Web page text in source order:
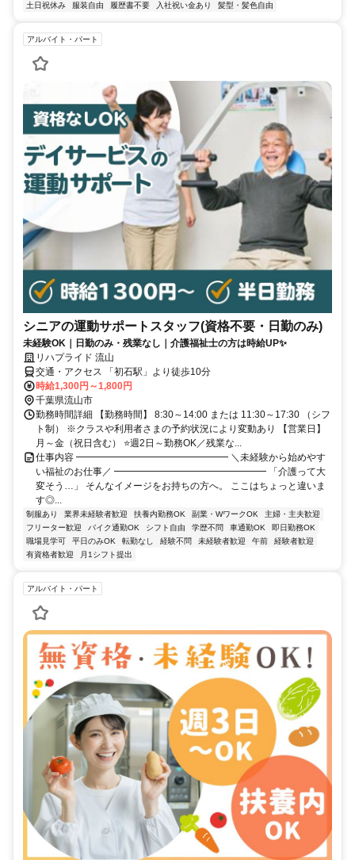
土日祝休み
服装自由 履歴書不要 入社祝い金あり 髪型・髪色自由
アルバイト・パート
シニアの運動サポートスタッフ(資格不要・日勤のみ)
未経験OK｜日勤のみ・残業なし｜介護福祉士の方は時給UP✨
リハプライド 流山
交通・アクセス 「初石駅」より徒歩10分
時給1,300円～1,800円
千葉県流山市
勤務時間詳細 【勤務時間】 8:30～14:00 または 11:30～17:30 （シフ
ト制） ※クラスや利用者さまの予約状況により変動あり 【営業日】
月～金（祝日含む） ⭐週2日～勤務OK／残業な...
仕事内容 ━━━━━━━━━━━━━━━━ ＼未経験から始めやす
い福祉のお仕事／ ━━━━━━━━━━━━━━━━ 「介護って大
変そう…」 そんなイメージをお持ちの方へ。 ここはちょっと違いま
す◎...
制服あり 業界未経験者歓迎 扶養内勤務OK 副業・WワークOK
主婦・主夫歓迎
フリーター歓迎
バイク通勤OK シフト自由 学歴不問 車通勤OK
即日勤務OK
職場見学可
平日のみOK 転勤なし 経験不問 未経験者歓迎 午前
経験者歓迎
有資格者歓迎
月1シフト提出
アルバイト・パート